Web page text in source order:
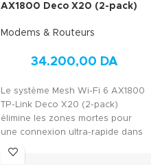
AX1800 Deco X20 (2-pack)
Modems & Routeurs
34.200,00 DA
Le système Mesh Wi-Fi 6 AX1800
TP-Link Deco X20 (2-pack)
élimine les zones mortes pour
une connexion ultra-rapide dans
toute la maison en Algérie.